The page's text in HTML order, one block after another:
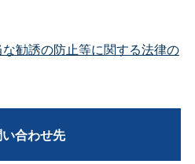
勧誘の防止等に関する法律の
合わせ先